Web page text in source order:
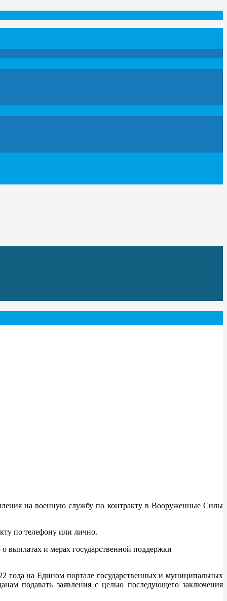
на военную службу по контракту в Вооруженные Силы
по телефону или лично.
и мерах государственной поддержки
года на Едином портале государственных и муниципальных
подавать заявления с целью последующего заключения